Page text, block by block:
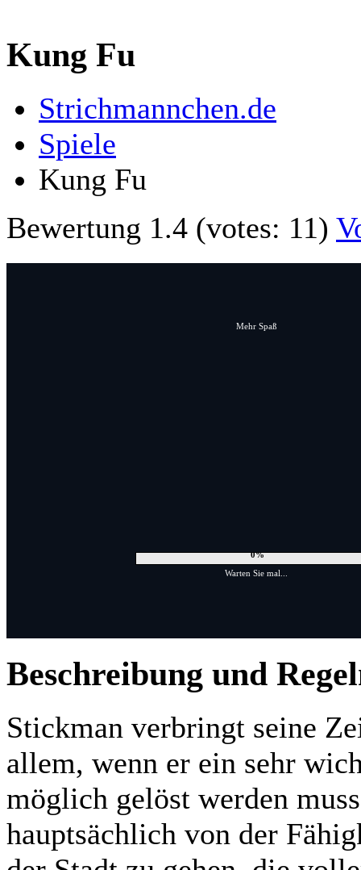
Kung Fu
Strichmannchen.de
Spiele
Kung Fu
Bewertung 1.4 (votes: 11)
Mehr Spaß
0%
Warten Sie mal...
Beschreibung und
Stickman verbringt seine
allem, wenn er ein sehr
möglich gelöst werden
hauptsächlich von der